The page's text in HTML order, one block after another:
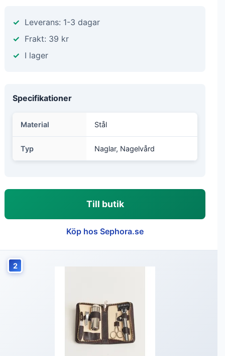
Leverans: 1-3 dagar
Frakt: 39 kr
I lager
Specifikationer
Material Stål
Typ Naglar, Nagelvård
Till butik
Köp hos Sephora.se
2